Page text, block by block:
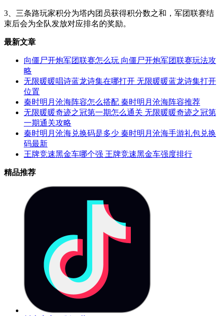
3、三条路玩家积分为塔内团员获得积分数之和，军团联赛结
束后会为全队发放对应排名的奖励。
最新文章
向僵尸开炮军团联赛怎么玩 向僵尸开炮军团联赛玩法攻
略
无限暖暖唱诗蓝龙诗集在哪打开 无限暖暖蓝龙诗集打开
位置
秦时明月沧海阵容怎么搭配 秦时明月沧海阵容推荐
无限暖暖奇迹之冠第一期怎么通关 无限暖暖奇迹之冠第
一期通关攻略
秦时明月沧海兑换码是多少 秦时明月沧海手游礼包兑换
码最新
王牌竞速黑金车哪个强 王牌竞速黑金车强度排行
精品推荐